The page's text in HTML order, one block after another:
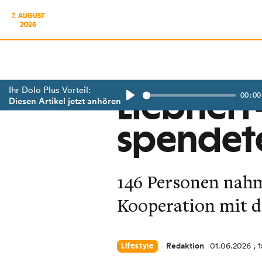
7. AUGUST
2026
Ihr Dolo Plus Vorteil:
Diesen Artikel jetzt anhören
Play
00:00
146 Personen
Kooperation mit
Lifestyle Redaktion 01.06.2026 ,